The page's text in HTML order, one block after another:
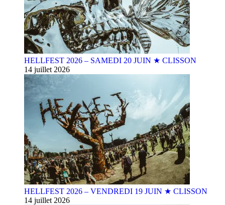
HELLFEST 2026 – SAMEDI 20 JUIN ★ CLISSON
14 juillet 2026
HELLFEST 2026 – VENDREDI 19 JUIN ★ CLISSON
14 juillet 2026